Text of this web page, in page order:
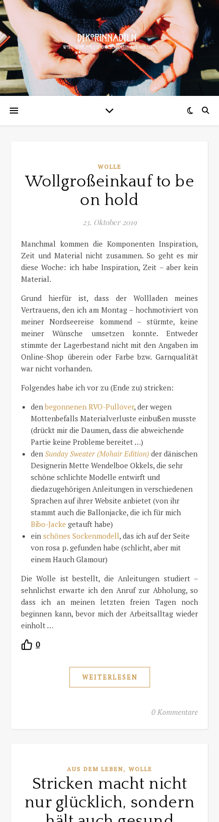
WOLLE
Wollgroßeinkauf to be
on hold
23. Oktober 2019
Manchmal kommen die Komponenten Inspiration,
Zeit und Material nicht zusammen. So geht es mir
diese Woche: ich habe Inspiration, Zeit – aber kein
Material.
Grund hierfür ist, dass der Wollladen meines
Vertrauens, den ich am Montag – hochmotiviert von
meiner Nordseereise kommend – stürmte, keine
meiner Wünsche umsetzen konnte. Entweder
stimmte der Lagerbestand nicht mit den Angaben im
Online-Shop überein oder Farbe bzw. Garnqualität
war nicht vorhanden.
Folgendes habe ich vor zu (Ende zu) stricken:
denbegonnenen RVO-Pullover, der wegen
Mottenbefalls Materialverluste einbußen musste
(drückt mir die Daumen, dass die abweichende
Partie keine Probleme bereitet …)
den Sunday Sweater (Mohair Edition) der dänischen
Designerin Mette Wendelboe Okkels, die sehr
schöne schlichte Modelle entwirft und
diedazugehörigen Anleitungen in verschiedenen
Sprachen auf ihrer Website anbietet (von ihr
stammt auch die Ballonjacke, die ich für mich
Bibo-Jacke getauft habe)
ein schönes Sockenmodell, das ich auf der Seite
von rosa p. gefunden habe (schlicht, aber mit
einem Hauch Glamour)
Die Wolle ist bestellt, die Anleitungen studiert –
sehnlichst erwarte ich den Anruf zur Abholung, so
dass ich an meinen letzten freien Tagen noch
beginnen kann, bevor mich der Arbeitsalltag wieder
einholt …
0
WEITERLESEN
0 Kommentare
AUS DEM LEBEN, WOLLE
Stricken macht nicht
nur glücklich, sondern